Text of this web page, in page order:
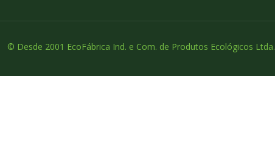
© Desde 2001 EcoFábrica Ind. e Com. de Produtos Ecológicos Ltda.